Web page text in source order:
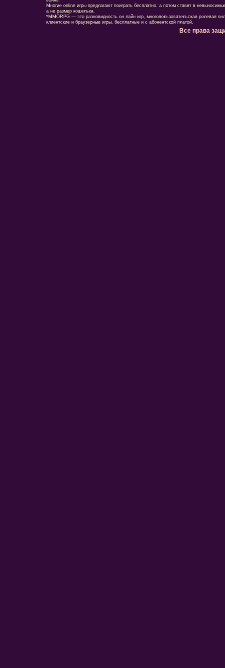
Многие online игры предлагают поиграть бесплатно, а потом ставят в
а не размер кошелька.
*MMORPG — это разновидность он лайн игр, многопользовательская ролевая
клиентские и браузерные игры, бесплатные и с абонентской платой.
Все права